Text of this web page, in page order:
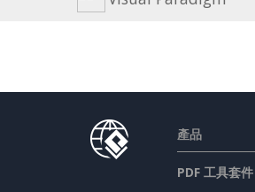
產品
PDF 工具套件